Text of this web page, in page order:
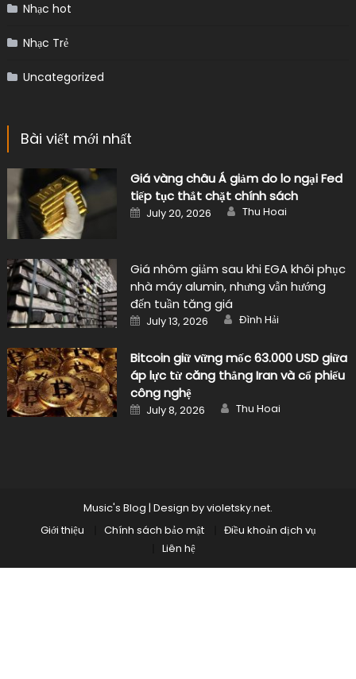
Nhạc hot
Nhạc Trẻ
Uncategorized
Bài viết mới nhất
Giá vàng châu Á giảm do lo ngại Fed
tiếp tục thắt chặt chính sách
Posted
on
July 20, 2026 Author
Thu Hoai
Giá nhôm giảm sau khi EGA khôi phục
nhà máy alumin, nhưng vẫn hướng
đến tuần tăng giá
Posted
on
July 13, 2026 Author
Đình Hải
Bitcoin giữ vững mốc 63.000 USD giữa
áp lực từ căng thẳng Iran và cổ phiếu
công nghệ
Posted
on
July 8, 2026 Author
Thu Hoai
Music's Blog | Design byvioletsky.net.
Giới thiệu
Chính sách bảo mật
Điều khoản dịch vụ
Liên hệ